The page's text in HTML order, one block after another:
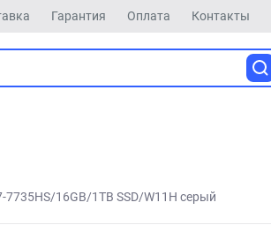
Гарантия Оплата Контакты
7735HS/16GB/1TB SSD/W11H серый